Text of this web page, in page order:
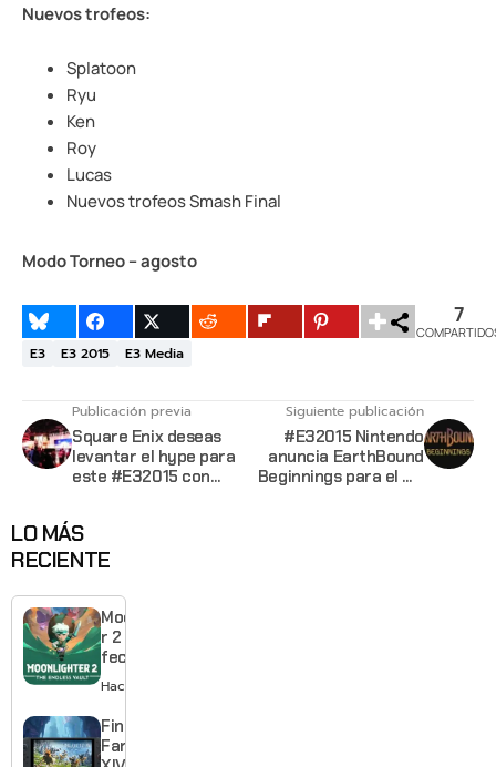
Nuevos trofeos:
Splatoon
Ryu
Ken
Roy
Lucas
Nuevos trofeos Smash Final
Modo Torneo – agosto
7
E3 E3 2015 E3 Media
Publicación previa
Square Enix deseas
levantar el hype para
este #E32015 con
Siguiente publicación
#E32015 Nintendo
anuncia EarthBound
Beginnings para el Wii
LO MÁS
RECIENTE
Moonlighte
r 2 ya tiene
fecha y
puedes
quedarte
gratis con
el primero
Hace 7 horas
Final
Fantasy